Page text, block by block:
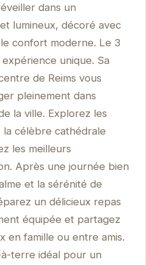
dans un
lumineux, décoré avec
confort moderne. Le 3
unique. Sa
de Reims vous
pleinement dans
la ville. Explorez les
la célèbre cathédrale
les meilleurs
Après une journée bien
et la sérénité de
un délicieux repas
équipée et partagez
en famille ou entre amis.
terre idéal pour un